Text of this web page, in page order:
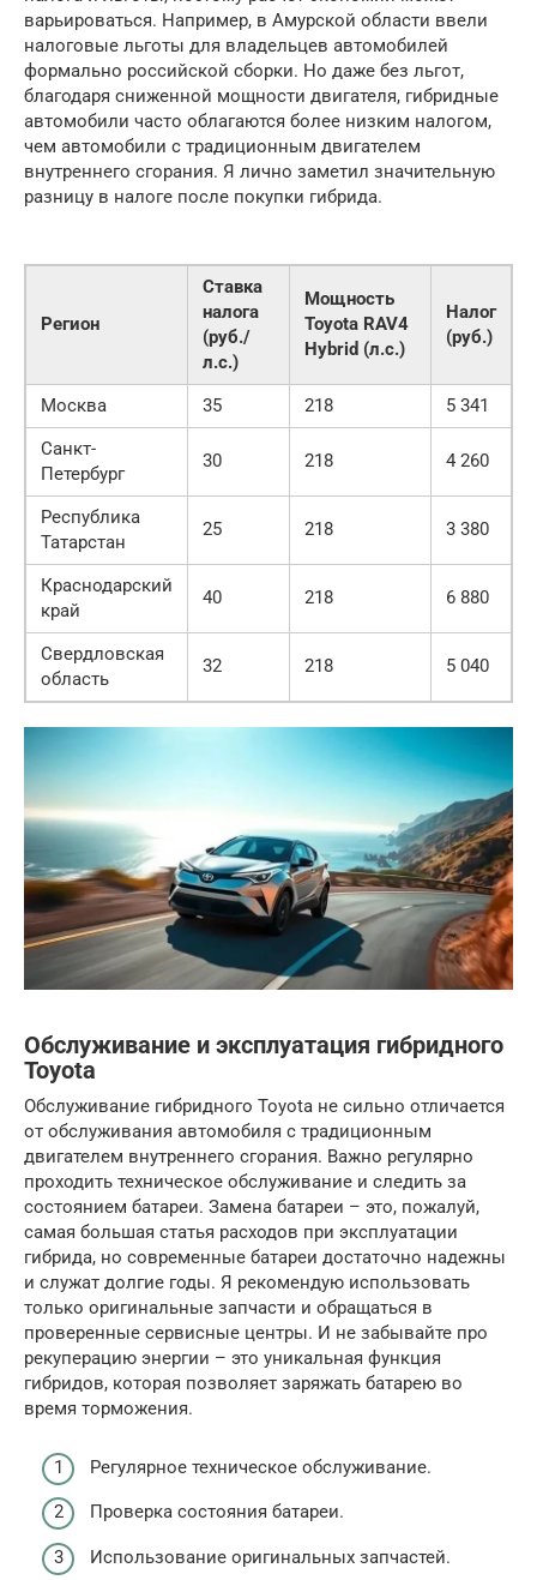
варьироваться. Например, в Амурской области ввели
налоговые льготы для владельцев автомобилей
формально российской сборки. Но даже без льгот,
благодаря сниженной мощности двигателя, гибридные
автомобили часто облагаются более низким налогом,
чем автомобили с традиционным двигателем
внутреннего сгорания. Я лично заметил значительную
разницу в налоге после покупки гибрида.
Регион
Ставка
налога
(руб./
л.с.)
Мощность
Toyota RAV4
Hybrid (л.с.)
Налог
(руб.)
Москва 35 218
5 341
Санкт-
Петербург
30 218 4 260
Республика
Татарстан
25 218 3 380
Краснодарский
край
40 218 6 880
Свердловская
область
32 218 5 040
Обслуживание и эксплуатация гибридного
Toyota
Обслуживание гибридного Toyota не сильно отличается
от обслуживания автомобиля с традиционным
двигателем внутреннего сгорания. Важно регулярно
проходить техническое обслуживание и следить за
состоянием батареи. Замена батареи – это, пожалуй,
самая большая статья расходов при эксплуатации
гибрида, но современные батареи достаточно надежны
и служат долгие годы. Я рекомендую использовать
только оригинальные запчасти и обращаться в
проверенные сервисные центры. И не забывайте про
рекуперацию энергии – это уникальная функция
гибридов, которая позволяет заряжать батарею во
время торможения.
Регулярное техническое обслуживание.
Проверка состояния батареи.
Использование оригинальных запчастей.